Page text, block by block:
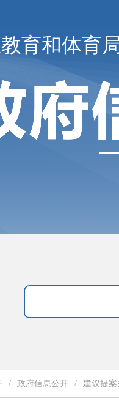
育和体育
/ 政府信息公开 / 建议提案